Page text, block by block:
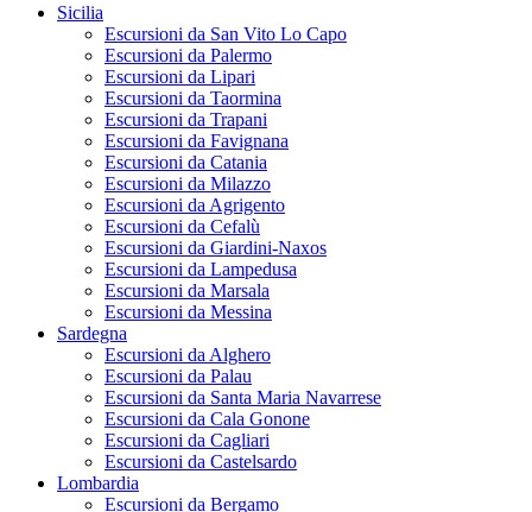
PrimarySicilia
Escursioni da San Vito Lo Capo
Escursioni da Palermo
Escursioni da Lipari
Escursioni da Taormina
Escursioni da Trapani
Escursioni da Favignana
Escursioni da Catania
Escursioni da Milazzo
Escursioni da Agrigento
Escursioni da Cefalù
Escursioni da Giardini-Naxos
Escursioni da Lampedusa
Escursioni da Marsala
Escursioni da Messina
Sardegna
Escursioni da Alghero
Escursioni da Palau
Escursioni da Santa Maria Navarrese
Escursioni da Cala Gonone
Escursioni da Cagliari
Escursioni da Castelsardo
Lombardia
Escursioni da Bergamo